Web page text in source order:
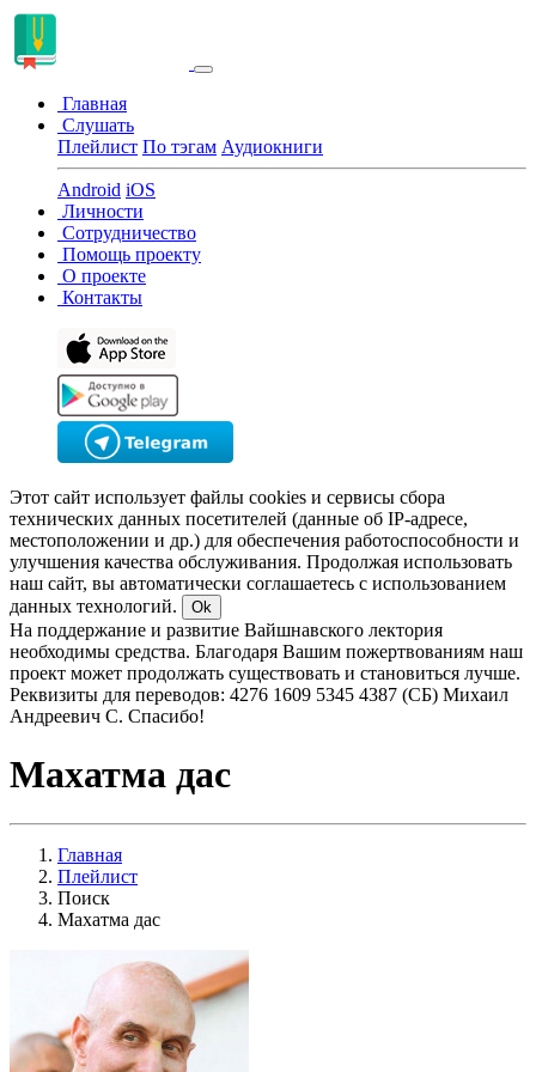
Главная
Слушать
Плейлист По тэгам Аудиокниги
Android iOS
Личности
Сотрудничество
Помощь проекту
О проекте
Контакты
Этот сайт использует файлы cookies и сервисы сбора
технических данных посетителей (данные об IP-адресе,
местоположении и др.) для обеспечения работоспособности и
улучшения качества обслуживания. Продолжая использовать
наш сайт, вы автоматически соглашаетесь с использованием
данных технологий.
Ok
На поддержание и развитие Вайшнавского лектория
необходимы средства. Благодаря Вашим пожертвованиям наш
проект может продолжать существовать и становиться лучше.
Реквизиты для переводов: 4276 1609 5345 4387 (СБ) Михаил
Андреевич С. Спасибо!
Махатма дас
Главная
Плейлист
Поиск
Махатма дас